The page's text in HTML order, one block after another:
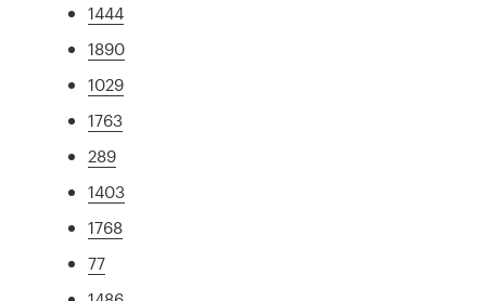
1444
1890
1029
1763
289
1403
1768
77